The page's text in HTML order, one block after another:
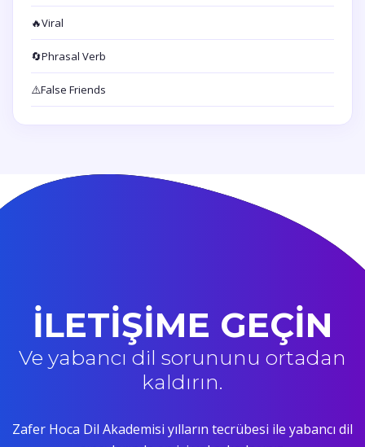
🔥Viral
🔄Phrasal Verb
⚠️False Friends
İLETİŞİME GEÇİN
Ve yabancı dil sorununu ortadan
kaldırın.
Zafer Hoca Dil Akademisi yılların tecrübesi ile yabancı dil